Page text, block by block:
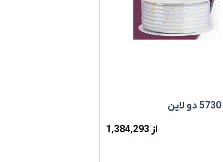
از 1٬384٬293